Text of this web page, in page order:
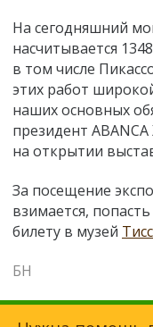
На сегодняшний
насчитывается
в том числе
этих работ
наших основных
президент
на открытии
За посещение
взимается,
билету в музей
БН